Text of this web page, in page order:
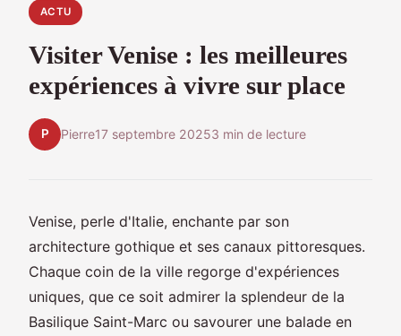
ACTU
Visiter Venise : les meilleures
expériences à vivre sur place
P Pierre17 septembre 20253 min de lecture
Venise, perle d'Italie, enchante par son
architecture gothique et ses canaux pittoresques.
Chaque coin de la ville regorge d'expériences
uniques, que ce soit admirer la splendeur de la
Basilique Saint-Marc ou savourer une balade en